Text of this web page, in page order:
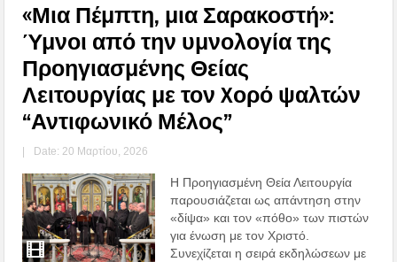
«Μια Πέμπτη, μια Σαρακοστή»:
Ύμνοι από την υμνολογία της
Προηγιασμένης Θείας
Λειτουργίας με τον Xορό ψαλτών
“Αντιφωνικό Μέλος”
| Date: 20 Μαρτίου, 2026
Η Προηγιασμένη Θεία Λειτουργία
παρουσιάζεται ως απάντηση στην
«δίψα» και τον «πόθο» των πιστών
για ένωση με τον Χριστό.
Συνεχίζεται η σειρά εκδηλώσεων με